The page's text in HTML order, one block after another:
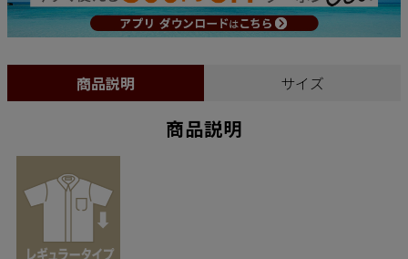
商品説明 サイズ
商品説明